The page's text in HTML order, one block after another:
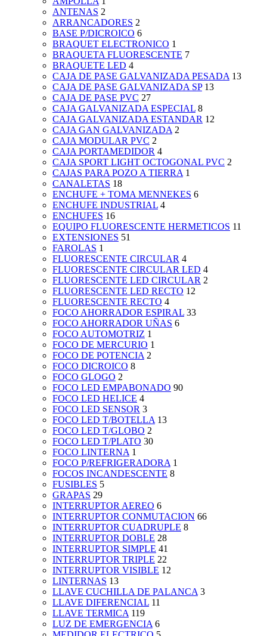
ANTENAS 2
ARRANCADORES 2
BASE P/DICROICO 6
BRAQUET ELECTRONICO 1
BRAQUETA FLUORESCENTE 7
BRAQUETE LED 4
CAJA DE PASE GALVANIZADA PESADA 13
CAJA DE PASE GALVANIZADA SP 13
CAJA DE PASE PVC 27
CAJA GALVANIZADA ESPECIAL 8
CAJA GALVANIZADA ESTANDAR 12
CAJA GAN GALVANIZADA 2
CAJA MODULAR PVC 2
CAJA PORTAMEDIDOR 4
CAJA SPORT LIGHT OCTOGONAL PVC 2
CAJAS PARA POZO A TIERRA 1
CANALETAS 18
ENCHUFE + TOMA MENNEKES 6
ENCHUFE INDUSTRIAL 4
ENCHUFES 16
EQUIPO FLUORESCENTE HERMETICOS 11
EXTENSIONES 51
FAROLAS 1
FLUORESCENTE CIRCULAR 4
FLUORESCENTE CIRCULAR LED 4
FLUORESCENTE LED CIRCULAR 2
FLUORESCENTE LED RECTO 12
FLUORESCENTE RECTO 4
FOCO AHORRADOR ESPIRAL 33
FOCO AHORRADOR UÑAS 6
FOCO AUTOMOTRIZ 1
FOCO DE MERCURIO 1
FOCO DE POTENCIA 2
FOCO DICROICO 8
FOCO GLOGO 2
FOCO LED EMPABONADO 90
FOCO LED HELICE 4
FOCO LED SENSOR 3
FOCO LED T/BOTELLA 13
FOCO LED T/GLOBO 2
FOCO LED T/PLATO 30
FOCO LINTERNA 1
FOCO P/REFRIGERADORA 1
FOCOS INCANDESCENTE 8
FUSIBLES 5
GRAPAS 29
INTERRUPTOR AEREO 6
INTERRUPTOR CONMUTACION 66
INTERRUPTOR CUADRUPLE 8
INTERRUPTOR DOBLE 28
INTERRUPTOR SIMPLE 41
INTERRUPTOR TRIPLE 22
INTERRUPTOR VISIBLE 12
LINTERNAS 13
LLAVE CUCHILLA DE PALANCA 3
LLAVE DIFERENCIAL 11
LLAVE TERMICA 119
LUZ DE EMERGENCIA 6